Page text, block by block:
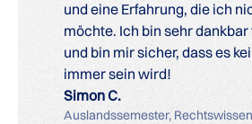
und eine Erfahrung, die ich
möchte. Ich bin sehr dankbar
und bin mir sicher, dass es
immer sein wird!
Simon C.
Auslandssemester,